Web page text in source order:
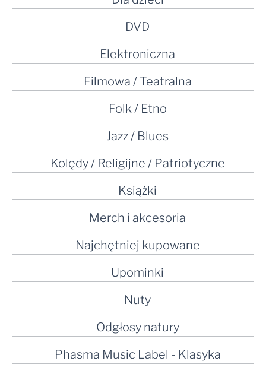
DVD
Elektroniczna
Filmowa / Teatralna
Folk / Etno
Jazz / Blues
Kolędy / Religijne / Patriotyczne
Książki
Merch i akcesoria
Najchętniej kupowane
Upominki
Nuty
Odgłosy natury
Phasma Music Label - Klasyka